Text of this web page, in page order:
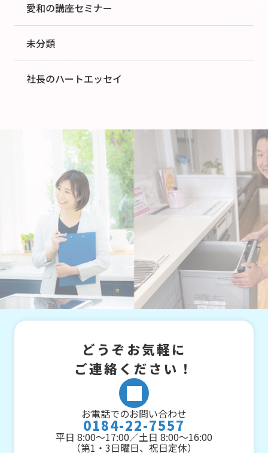
愛和の講座セミナー
未分類
社長のハートエッセイ
どうぞお気軽に
ご連絡ください！
お電話でのお問い合わせ
0184-22-7557
平日 8:00～17:00／土日 8:00～16:00
（第1・3日曜日、祝日定休）